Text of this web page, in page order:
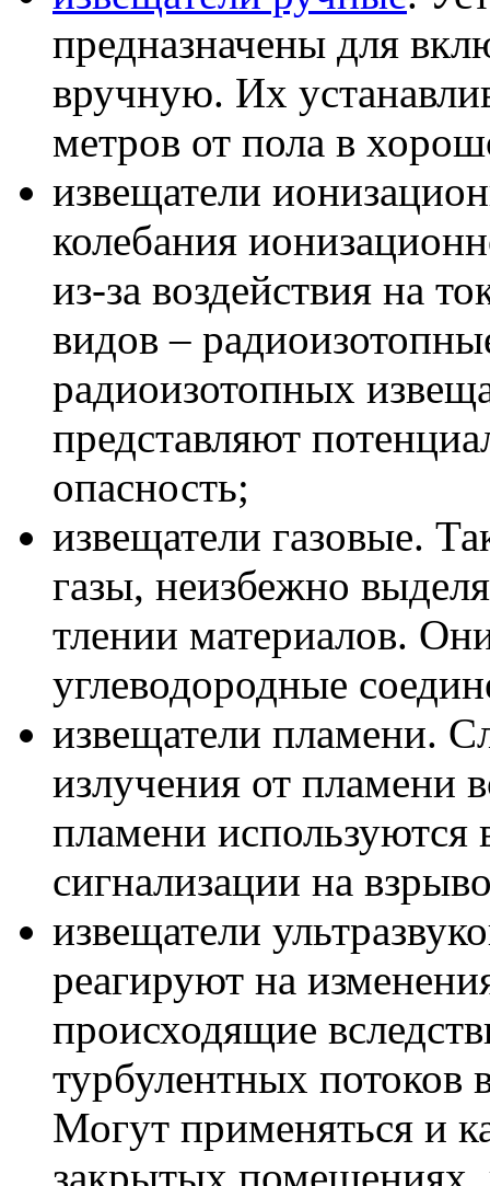
предназначены для
вручную. Их
метров от пола в
извещатели
колебания
из-за воздействия на
видов –
радиоизотопных
представляют
опасность;
извещатели газовые.
газы, неизбежно
тлении материалов.
углеводородные
извещатели пламени.
излучения от пламени
пламени используются
сигнализации на
извещатели
реагируют на
происходящие
турбулентных потоков
Могут применяться и
закрытых